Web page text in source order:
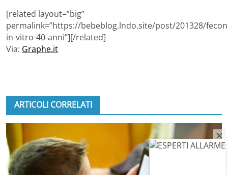
[related layout=”big”
permalink=”https://bebeblog.lndo.site/post/201328/
in-vitro-40-anni”][/related]
Via: Graphe.it
ARTICOLI CORRELATI